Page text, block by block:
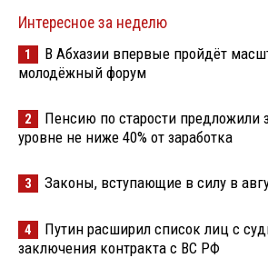
Интересное за неделю
1
В Абхазии впервые пройдёт
молодёжный форум
2
Пенсию по старости предложили
уровне не ниже 40% от заработка
3 Законы, вступающие в силу в
4
Путин расширил список лиц с
заключения контракта с ВС РФ